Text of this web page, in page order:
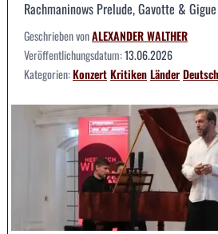
Rachmaninows Prelude, Gavotte &
Geschrieben vonALEXANDER WALTHER
Veröffentlichungsdatum:13.06.2026
Kategorien:KonzertKritikenLänder